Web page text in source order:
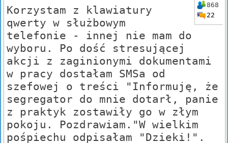
868
22
Korzystam z klawiatury
qwerty w służbowym
telefonie - innej nie mam do
wyboru. Po dość stresującej
akcji z zaginionymi dokumentami
w pracy dostałam SMSa od
szefowej o treści "Informuję, że
segregator do mnie dotarł, panie
z praktyk zostawiły go w złym
pokoju. Pozdrawiam."W wielkim
pośpiechu odpisałam "Dzieki!".